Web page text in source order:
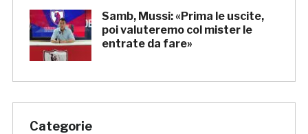
Samb, Mussi: «Prima le uscite,
poi valuteremo col mister le
entrate da fare»
Categorie